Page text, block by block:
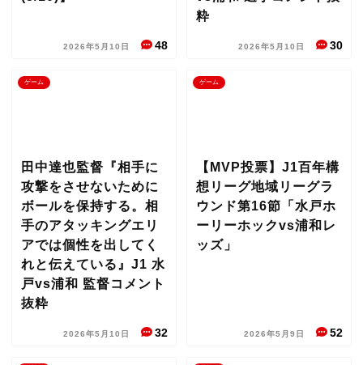
2026年5月10日 48
粋
2026年5月10日 30
ゲーム
田中達也監督『相手に
攻撃をさせないために
ボールを保持する。相
手のアタッキングエリ
アでは個性を出してく
れと伝えている』J1 水
戸vs浦和 監督コメント
抜粋
2026年5月10日 32
ゲーム
【MVP投票】J1百年構
想リーグ地域リーグラ
ウンド第16節「水戸ホ
ーリーホックvs浦和レ
ッズ」
2026年5月9日 52